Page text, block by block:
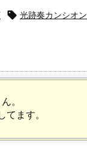
 光跡奏カンシオン
。
ます。